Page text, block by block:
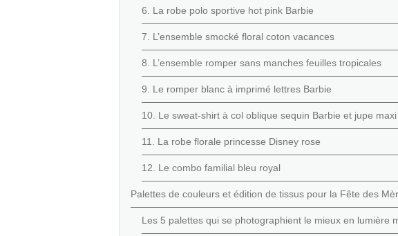
6. La robe polo sportive hot pink Barbie
7. L’ensemble smocké floral coton vacances
8. L’ensemble romper sans manches feuilles tropicales
9. Le romper blanc à imprimé lettres Barbie
10. Le sweat-shirt à col oblique sequin Barbie et jupe maxi
11. La robe florale princesse Disney rose
12. Le combo familial bleu royal
Palettes de couleurs et édition de tissus pour la Fête des
Les 5 palettes qui se photographient le mieux en lumière